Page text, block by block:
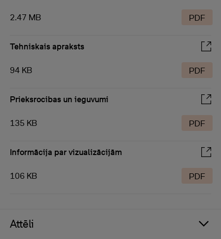
2.47 MB PDF
Tehniskais apraksts
94 KB PDF
Prieksrocibas un ieguvumi
135 KB PDF
Informācija par vizualizācijām
106 KB PDF
Attēli